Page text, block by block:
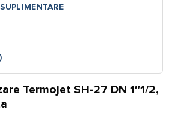
Termojet SH-27 DN 1″1/2,